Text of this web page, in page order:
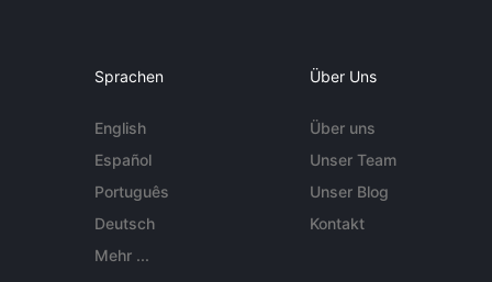
Sprachen
English
Español
Português
Deutsch
Mehr ...
Über Uns
Über uns
Unser Team
Unser Blog
Kontakt